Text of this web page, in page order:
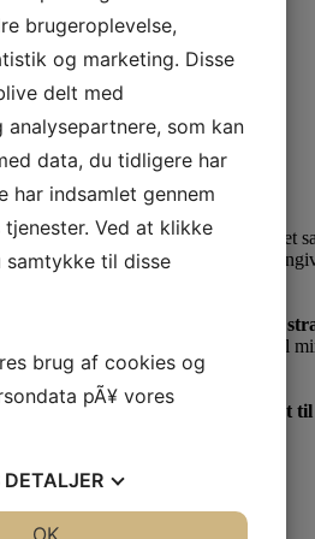
plads i hverdagen – fremstillet i det
men et detaljeret
, der
til arbejde, weekendture eller
, som er praktisk til
en lang, blød hank, der er designet
brugeroplevelse,
og marketing. Disse
delt med
analysepartnere, som kan
data, du tidligere har
har indsamlet gennem
Ved at klikke
samtykke til disse
brug af cookies og
pÃ¥ vores
DETALJER
OK